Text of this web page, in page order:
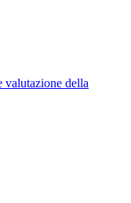
valutazione della